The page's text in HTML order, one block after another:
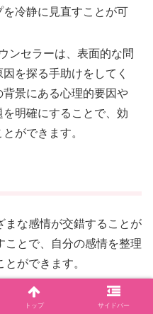
冷静に見直すことが可
ンセラーは、表面的な問
を探る手助けをしてく
景にある心理的要因や
明確にすることで、効
ができます。
まな感情が交錯することが
ことで、自分の感情を整理
ができます。
ーとの対話を通じて、自
トップ サイドバー